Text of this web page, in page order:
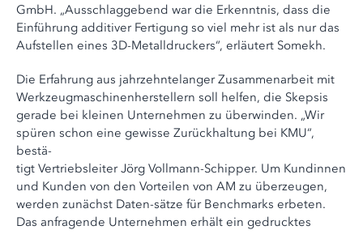
GmbH. „Ausschlaggebend war die Erkenntnis, dass die
Einführung additiver Fertigung so viel mehr ist als nur das
Aufstellen eines 3D-Metalldruckers“, erläutert Somekh.
Die Erfahrung aus jahrzehntelanger Zusammenarbeit mit
Werkzeugmaschinenherstellern soll helfen, die Skepsis
gerade bei kleinen Unternehmen zu überwinden. „Wir
spüren schon eine gewisse Zurückhaltung bei KMU“,
bestä-
tigt Vertriebsleiter Jörg Vollmann-Schipper. Um Kundinnen
und Kunden von den Vorteilen von AM zu überzeugen,
werden zunächst Daten-sätze für Benchmarks erbeten.
Das anfragende Unternehmen erhält ein gedrucktes